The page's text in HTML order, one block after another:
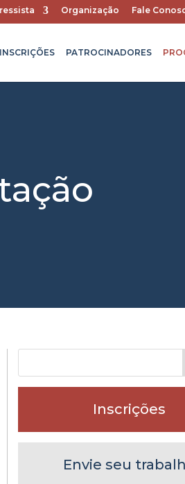
Organização Fale
INSCRIÇÕES PATROCINADORES
Inscrições
Envie seu